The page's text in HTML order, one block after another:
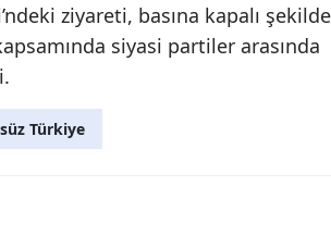
ziyareti, basına kapalı şekilde
siyasi partiler arasında
Türkiye